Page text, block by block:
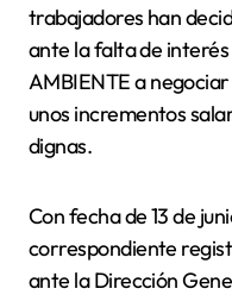
trabajadores han
ante la falta de interés
AMBIENTE a
unos incrementos
dignas.
Con fecha de 13 de
correspondiente
ante la Dirección